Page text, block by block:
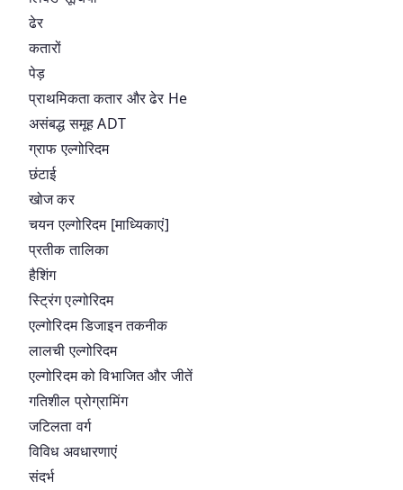
ढेर
कतारों
पेड़
प्राथमिकता कतार और ढेर He
असंबद्ध समूह ADT
ग्राफ एल्गोरिदम
छंटाई
खोज कर
चयन एल्गोरिदम [माध्यिकाएं]
प्रतीक तालिका
हैशिंग
स्ट्रिंग एल्गोरिदम
एल्गोरिदम डिजाइन तकनीक
लालची एल्गोरिदम
एल्गोरिदम को विभाजित और जीतें
गतिशील प्रोग्रामिंग
जटिलता वर्ग
विविध अवधारणाएं
संदर्भ